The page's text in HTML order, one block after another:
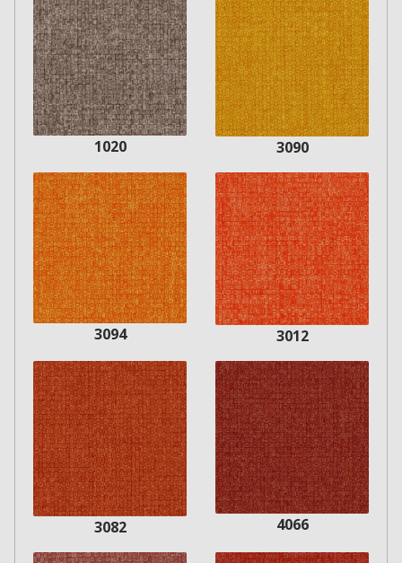
1020 3090
3094 3012
3082 4066